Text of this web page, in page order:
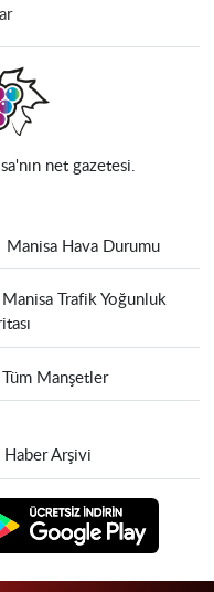
net gazetesi.
Manisa Hava Durumu
Manisa Trafik Yoğunluk
Tüm Manşetler
Haber Arşivi